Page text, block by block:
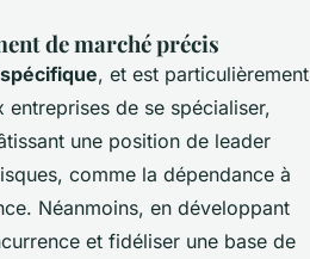
de marché précis
, et est particulièrement
de se spécialiser,
une position de leader
comme la dépendance à
Néanmoins, en développant
et fidéliser une base de